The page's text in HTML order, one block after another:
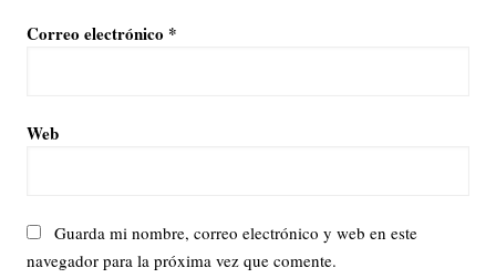
Correo electrónico *
Web
Guarda mi nombre, correo electrónico y web en este
navegador para la próxima vez que comente.